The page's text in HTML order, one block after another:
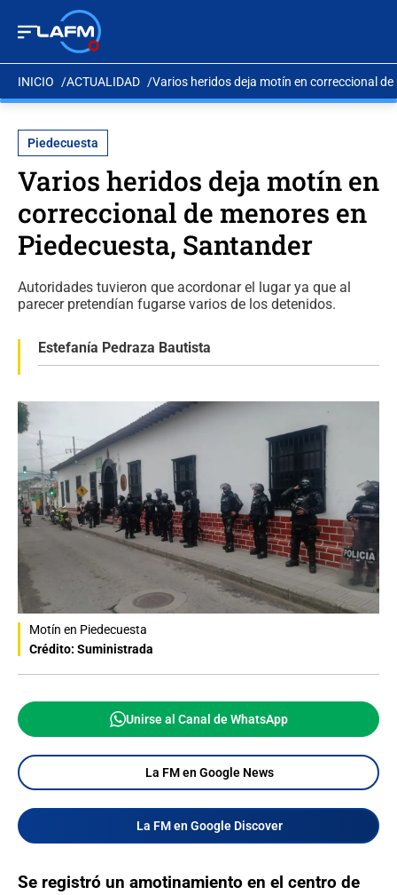
INICIO ACTUALIDAD Varios heridos deja motín en correccional
Piedecuesta
Varios heridos deja motín en
correccional de menores en
Piedecuesta, Santander
Autoridades tuvieron que acordonar el lugar ya que al
parecer pretendían fugarse varios de los detenidos.
Estefanía Pedraza Bautista
Motín en Piedecuesta
Crédito: Suministrada
Unirse al Canal de WhatsApp
La FM en Google News
La FM en Google Discover
Se registró un amotinamiento en el centro de